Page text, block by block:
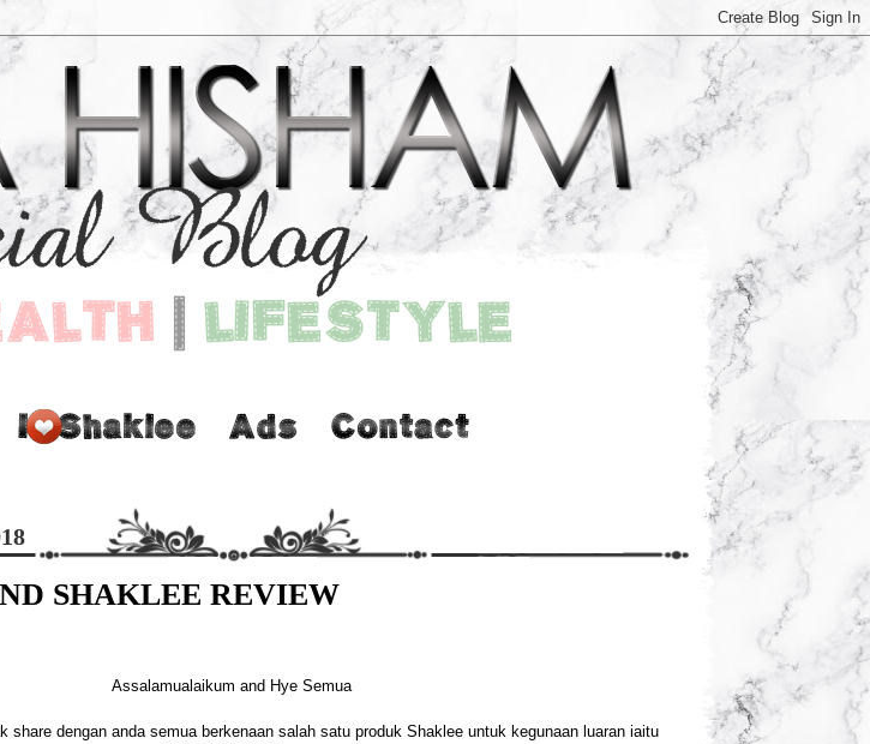
SHAKLEE REVIEW
Assalamualaikum and Hye Semua
share dengan anda semua berkenaan salah satu produk Shaklee untuk kegunaan luaran iaitu